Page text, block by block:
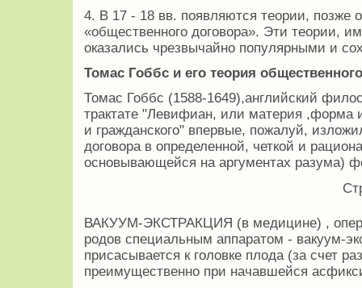
4. В 17 - 18 вв. появляются теории, позже
«общественного договора». Эти теории,
оказались чрезвычайно популярными и
Томас Гоббс и его теория
Томас Гоббс (1588-1649),английский
трактате "Левифиан, или материя ,форма и
и гражданского" впервые, пожалуй,
договора в определенной, четкой и
основывающейся на аргументах разума)
ВАКУУМ-ЭКСТРАКЦИЯ (в медицине) ,
родов специальным аппаратом - вакуум-
присасывается к головке плода (за счет
преимущественно при начавшейся